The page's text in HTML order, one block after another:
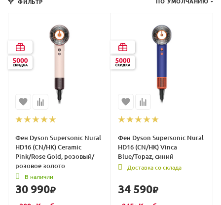
ФИЛЬТР ПО УМОЛЧАНИЮ
Фен Dyson Supersonic Nural
HD16 (CN/HK) Ceramic
Pink/Rose Gold, розовый/
розовое золото
В наличии
30 990₽
Фен Dyson Supersonic Nural
HD16 (CN/HK) Vinca
Blue/Topaz, синий
Доставка со склада
34 590₽